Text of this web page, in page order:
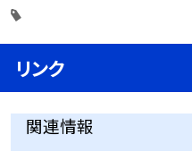
リンク
関連情報